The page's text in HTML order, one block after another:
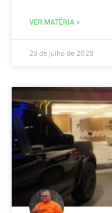
VER MATÉRIA »
29 de julho de 2026